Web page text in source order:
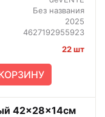
Без названия
2025
4627192955923
22 шт
42x28x14см